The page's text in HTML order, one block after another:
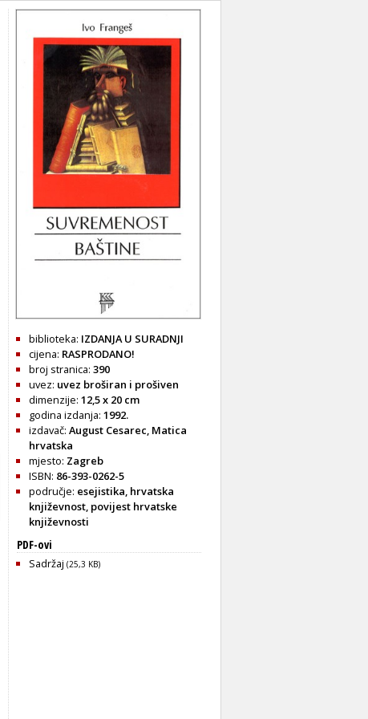
biblioteka: IZDANJA U SURADNJI
cijena: RASPRODANO!
broj stranica: 390
uvez: uvez broširan i prošiven
dimenzije: 12,5 x 20 cm
godina izdanja: 1992.
izdavač: August Cesarec, Matica
hrvatska
mjesto: Zagreb
ISBN: 86-393-0262-5
područje: esejistika, hrvatska
književnost, povijest hrvatske
književnosti
PDF-ovi
Sadržaj (25,3 KB)